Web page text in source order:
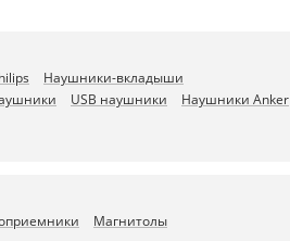
Наушники-вкладыши
USB наушники
Наушники Anker
Магнитолы